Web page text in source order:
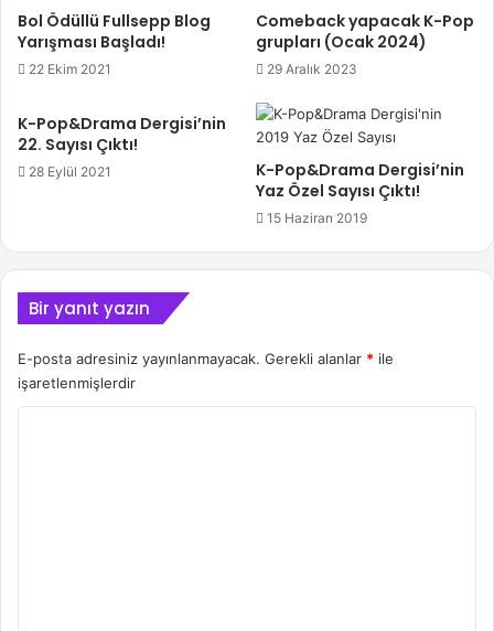
Bol Ödüllü Fullsepp Blog
Yarışması Başladı!
22 Ekim 2021
Comeback yapacak K-Pop
grupları (Ocak 2024)
29 Aralık 2023
K-Pop&Drama Dergisi’nin
22. Sayısı Çıktı!
28 Eylül 2021
K-Pop&Drama Dergisi’nin
Yaz Özel Sayısı Çıktı!
15 Haziran 2019
Bir yanıt yazın
E-posta adresiniz yayınlanmayacak. Gerekli alanlar * ile
işaretlenmişlerdir